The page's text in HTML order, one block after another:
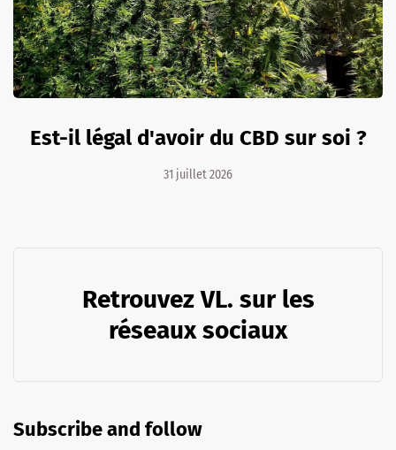
Est-il légal d'avoir du CBD sur soi ?
31 juillet 2026
Retrouvez VL. sur les
réseaux sociaux
Subscribe and follow